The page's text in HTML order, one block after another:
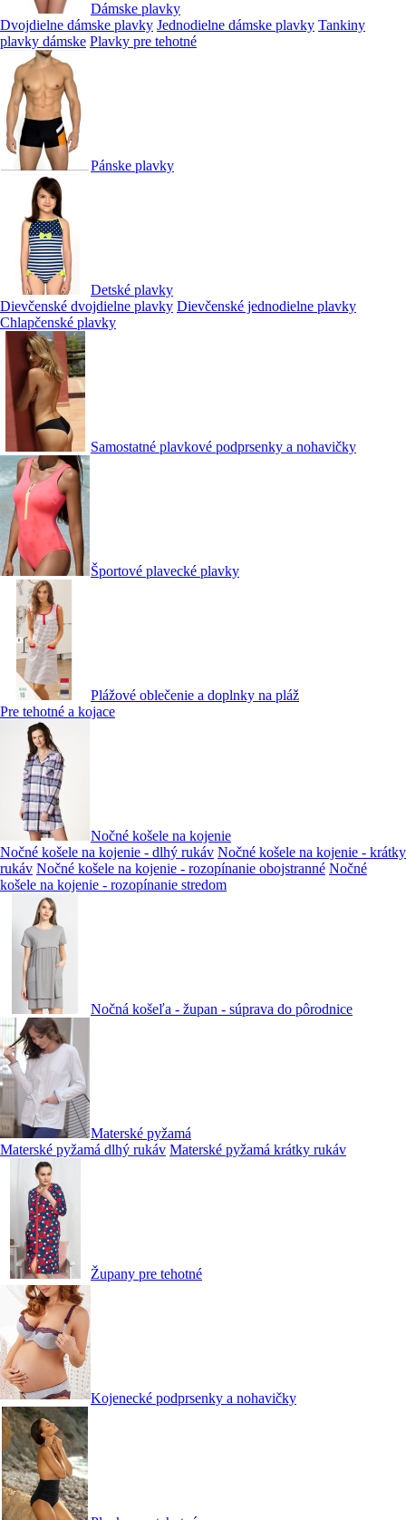
Dámske plavky
Dvojdielne dámske plavky Jednodielne dámske plavky Tankiny
plavky dámske Plavky pre tehotné
Pánske plavky
Detské plavky
Dievčenské dvojdielne plavky Dievčenské jednodielne plavky
Chlapčenské plavky
Samostatné plavkové podprsenky a nohavičky
Športové plavecké plavky
Plážové oblečenie a doplnky na pláž
Pre tehotné a kojace
Nočné košele na kojenie
Nočné košele na kojenie - dlhý rukáv Nočné košele na kojenie - krátky
rukáv Nočné košele na kojenie - rozopínanie obojstranné Nočné
košele na kojenie - rozopínanie stredom
Nočná košeľa - župan - súprava do pôrodnice
Materské pyžamá
Materské pyžamá dlhý rukáv Materské pyžamá krátky rukáv
Župany pre tehotné
Kojenecké podprsenky a nohavičky